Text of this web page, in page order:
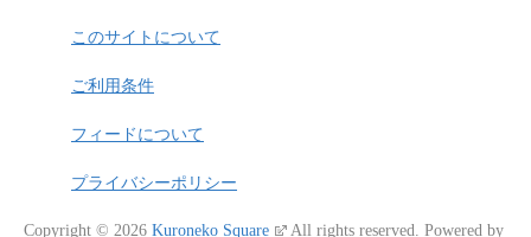
このサイトについて
ご利用条件
フィードについて
プライバシーポリシー
Copyright © 2026 Kuroneko Square All rights reserved. Powered by